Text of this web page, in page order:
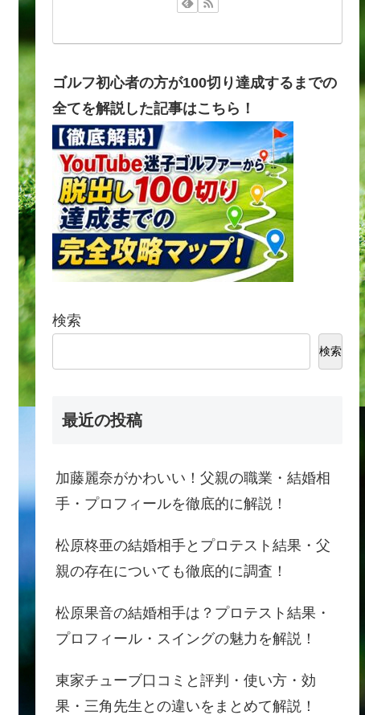
ゴルフ初心者の方が100切り達成するまでの
全てを解説した記事はこちら！
検索
検索
最近の投稿
加藤麗奈がかわいい！父親の職業・結婚相
手・プロフィールを徹底的に解説！
松原柊亜の結婚相手とプロテスト結果・父
親の存在についても徹底的に調査！
松原果音の結婚相手は？プロテスト結果・
プロフィール・スイングの魅力を解説！
東家チューブ口コミと評判・使い方・効
果・三角先生との違いをまとめて解説！